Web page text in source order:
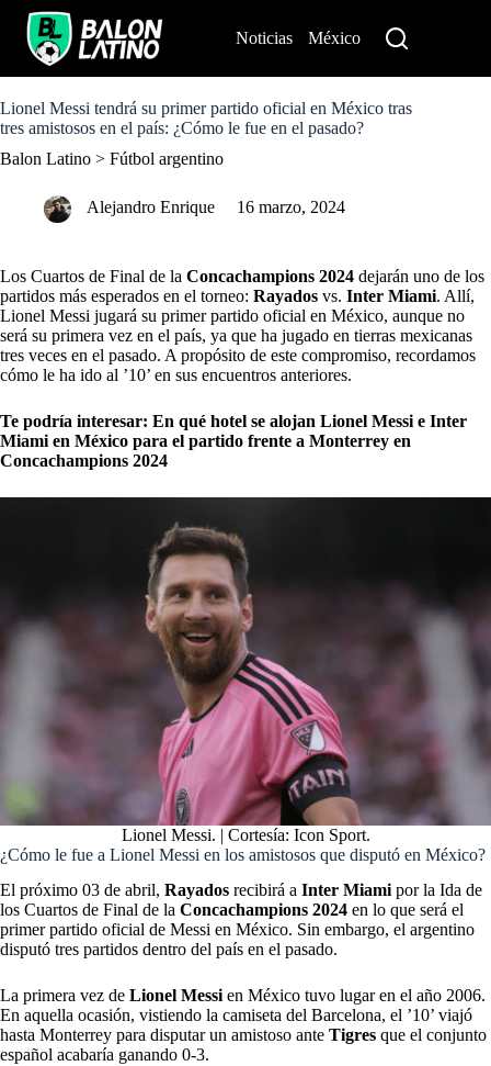
o
c
n
Noticias México
Lionel Messi tendrá su primer partido oficial en México tras
tres amistosos en el país: ¿Cómo le fue en el pasado?
Balon Latino > Fútbol argentino
Alejandro Enrique 16 marzo, 2024
Los Cuartos de Final de la Concachampions 2024 dejarán uno de los
partidos más esperados en el torneo: Rayados vs. Inter Miami. Allí,
Lionel Messi jugará su primer partido oficial en México, aunque no
será su primera vez en el país, ya que ha jugado en tierras mexicanas
tres veces en el pasado. A propósito de este compromiso, recordamos
cómo le ha ido al ’10’ en sus encuentros anteriores.
Te podría interesar: En qué hotel se alojan Lionel Messi e Inter
Miami en México para el partido frente a Monterrey en
Concachampions 2024
Lionel Messi. | Cortesía: Icon Sport.
¿Cómo le fue a Lionel Messi en los amistosos que disputó en México?
El próximo 03 de abril, Rayados recibirá a Inter Miamipor la Ida de
los Cuartos de Final de la Concachampions 2024 en lo que será el
primer partido oficial de Messi en México. Sin embargo, el argentino
disputó tres partidos dentro del país en el pasado.
La primera vez de Lionel Messien México tuvo lugar en el año 2006.
En aquella ocasión, vistiendo la camiseta del Barcelona, el ’10’ viajó
hasta Monterrey para disputar un amistoso ante Tigres que el conjunto
español acabaría ganando 0-3.